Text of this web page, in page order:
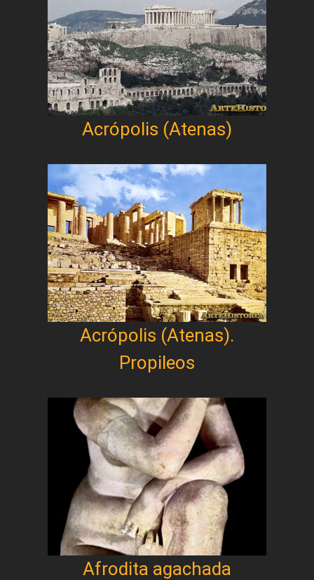
Acrópolis (Atenas)
Acrópolis (Atenas).
Propileos
Afrodita agachada